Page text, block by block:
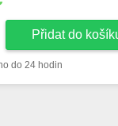
Přidat do
do 24 hodin